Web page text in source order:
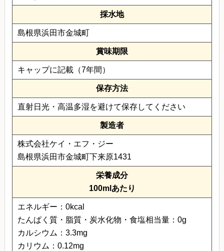
採水地
島根県浜田市金城町
賞味期限
キャップに記載（7年間）
保存方法
直射日光・高温多湿を避けて保存してください
製造者
株式会社ケイ・エフ・ジー
島根県浜田市金城町下来原1431
栄養成分
100mlあたり
エネルギー：0kcal
たんぱく質・脂質・炭水化物・食塩相当量：0g
カルシウム：3.3mg
カリウム：0.12mg